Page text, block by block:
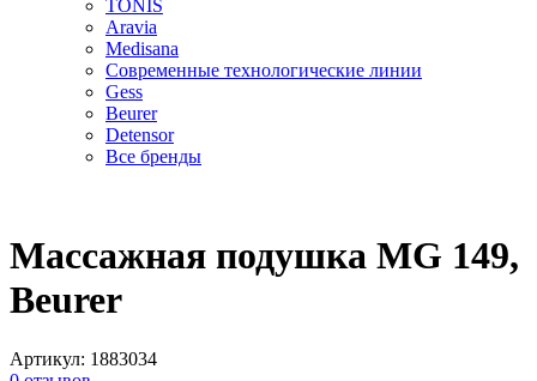
TONIS
Aravia
Medisana
Современные технологические линии
Gess
Beurer
Detensor
Все бренды
Массажная подушка MG 149,
Beurer
Артикул: 1883034